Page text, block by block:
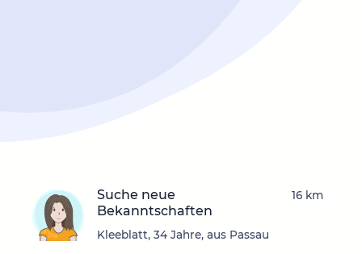
Suche neue
Bekanntschaften
Kleeblatt, 34 Jahre, aus Passau
16 km